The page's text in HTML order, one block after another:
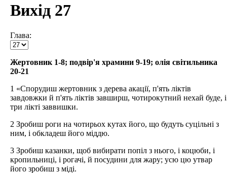
Вихід 27
Глава:
Жертовник 1-8; подвір'я храмини 9-19; олія світильника
20-21
1 «Спорудиш жертовник з дерева акації, п'ять ліктів
завдовжки й п'ять ліктів завширш, чотирокутний нехай буде, і
три лікті заввишки.
2 Зробиш роги на чотирьох кутах його, що будуть суцільні з
ним, і обкладеш його міддю.
3 Зробиш казанки, щоб вибирати попіл з нього, і коцюби, і
кропильниці, і рогачі, й посудини для жару; усю цю утвар
його зробиш з міді.